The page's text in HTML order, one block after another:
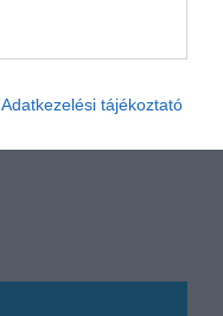
Adatkezelési tájékoztató